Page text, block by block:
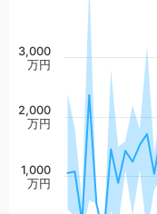
1,000
万円
2,000
万円
3,000
万円